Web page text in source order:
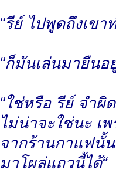
“รีย์ ไปพูดถึงเขา
“ก็มันเล่นมายืนอ
“ใช่หรือ รีย์ จำผิ
ไม่น่าจะใช่นะ เ
จากร้านกาแฟนั้
มาโผล่แถวนี้ได้“